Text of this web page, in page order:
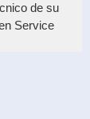
de su
Service